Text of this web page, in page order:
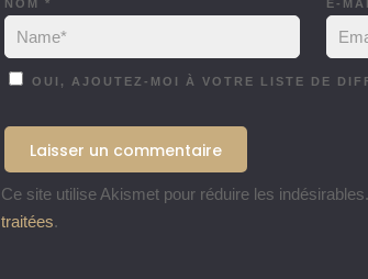
NOM * E-
OUI, AJOUTEZ-MOI À VOTRE LISTE DE
Ce site utilise Akismet pour réduire les indésirables.
traitées.